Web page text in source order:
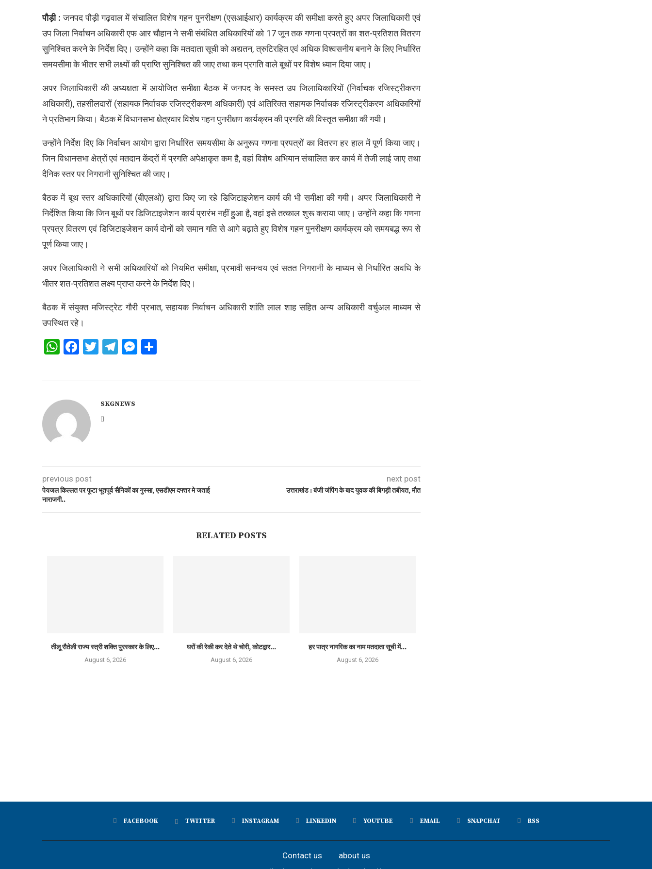
पौड़ी : जनपद पौड़ी गढ़वाल में संचालित विशेष गहन पुनरीक्षण (एसआईआर) कार्यक्रम की समीक्षा करते हुए अपर जिलाधिकारी एवं
उप जिला निर्वाचन अधिकारी एफ आर चौहान ने सभी संबंधित अधिकारियों को 17 जून तक गणना प्रपत्रों का शत-प्रतिशत वितरण
सुनिश्चित करने के निर्देश दिए। उन्होंने कहा कि मतदाता सूची को अद्यतन, त्रुटिरहित एवं अधिक विश्वसनीय बनाने के लिए निर्धारित
समयसीमा के भीतर सभी लक्ष्यों की प्राप्ति सुनिश्चित की जाए तथा कम प्रगति वाले बूथों पर विशेष ध्यान दिया जाए।
अपर जिलाधिकारी की अध्यक्षता में आयोजित समीक्षा बैठक में जनपद के समस्त उप जिलाधिकारियों (निर्वाचक रजिस्ट्रीकरण
अधिकारी), तहसीलदारों (सहायक निर्वाचक रजिस्ट्रीकरण अधिकारी) एवं अतिरिक्त सहायक निर्वाचक रजिस्ट्रीकरण अधिकारियों
ने प्रतिभाग किया। बैठक में विधानसभा क्षेत्रवार विशेष गहन पुनरीक्षण कार्यक्रम की प्रगति की विस्तृत समीक्षा की गयी।
उन्होंने निर्देश दिए कि निर्वाचन आयोग द्वारा निर्धारित समयसीमा के अनुरूप गणना प्रपत्रों का वितरण हर हाल में पूर्ण किया जाए।
जिन विधानसभा क्षेत्रों एवं मतदान केंद्रों में प्रगति अपेक्षाकृत कम है, वहां विशेष अभियान संचालित कर कार्य में तेजी लाई जाए तथा
दैनिक स्तर पर निगरानी सुनिश्चित की जाए।
बैठक में बूथ स्तर अधिकारियों (बीएलओ) द्वारा किए जा रहे डिजिटाइजेशन कार्य की भी समीक्षा की गयी। अपर जिलाधिकारी ने
निर्देशित किया कि जिन बूथों पर डिजिटाइजेशन कार्य प्रारंभ नहीं हुआ है, वहां इसे तत्काल शुरू कराया जाए। उन्होंने कहा कि गणना
प्रपत्र वितरण एवं डिजिटाइजेशन कार्य दोनों को समान गति से आगे बढ़ाते हुए विशेष गहन पुनरीक्षण कार्यक्रम को समयबद्ध रूप से
पूर्ण किया जाए।
अपर जिलाधिकारी ने सभी अधिकारियों को नियमित समीक्षा, प्रभावी समन्वय एवं सतत निगरानी के माध्यम से निर्धारित अवधि के
भीतर शत-प्रतिशत लक्ष्य प्राप्त करने के निर्देश दिए।
बैठक में संयुक्त मजिस्ट्रेट गौरी प्रभात, सहायक निर्वाचन अधिकारी शांति लाल शाह सहित अन्य अधिकारी वर्चुअल माध्यम से
उपस्थित रहे।
WhatsApp
Facebook
Twitter
Telegram
Messenger
SKGNEWS
previous post
पेयजल किल्लत पर फूटा भूतपूर्व सैनिकों का गुस्सा, एसडीएम दफ्तर मे जताई
नाराजगी..
next post
उत्तराखंड : बंजी जंपिंग के बाद युवक की बिगड़ी तबीयत, मौत
RELATED POSTS
तीलू रौतेली राज्य स्त्री शक्ति पुरस्कार के लिए...
August 6, 2026
घरों की रेकी कर देते थे चोरी, कोटद्वार...
August 6, 2026
हर पात्र नागरिक का नाम मतदाता सूची में...
August 6, 2026
FACEBOOK TWITTER INSTAGRAM LINKEDIN YOUTUBE EMAIL SNAPCHAT RSS
Contact us about us